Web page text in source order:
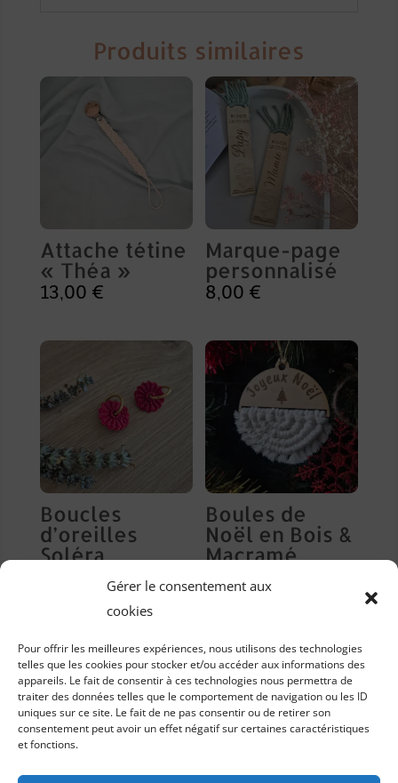
Gérer le consentement aux
cookies
Pour offrir les meilleures expériences, nous utilisons des technologies
telles que les cookies pour stocker et/ou accéder aux informations des
appareils. Le fait de consentir à ces technologies nous permettra de
traiter des données telles que le comportement de navigation ou les ID
uniques sur ce site. Le fait de ne pas consentir ou de retirer son
consentement peut avoir un effet négatif sur certaines caractéristiques
et fonctions.
Produits similaires
Attache tétine
« Théa »
13,00 €
Marque-page
personnalisé
8,00 €
Boucles
d’oreilles
Soléra
Boules de
Noël en Bois &
Macramé
4,00€ –
4,00 €
à
6,00 €
Informations utiles et légales
Mentions légales & protections des données